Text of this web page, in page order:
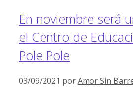
En noviembre será
el Centro de
Pole Pole
03/09/2021 porAmor Sin